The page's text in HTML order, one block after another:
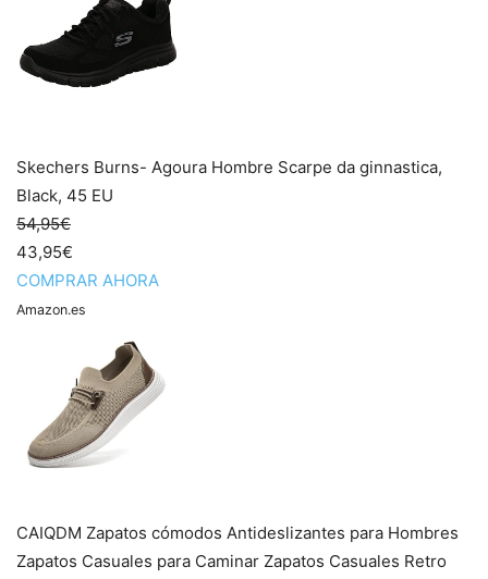
Skechers Burns- Agoura Hombre Scarpe da ginnastica,
Black, 45 EU
54,95€
43,95€
COMPRAR AHORA
Amazon.es
CAIQDM Zapatos cómodos Antideslizantes para Hombres
Zapatos Casuales para Caminar Zapatos Casuales Retro